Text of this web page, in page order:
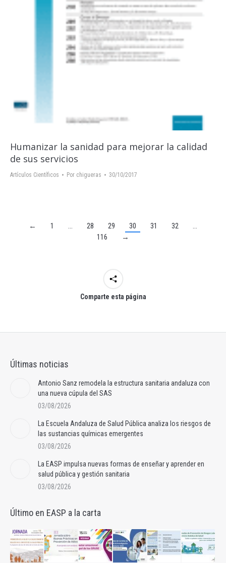
Humanizar la sanidad para mejorar la calidad
de sus servicios
Artículos Científicos Por chigueras 30/10/2017
← 1 … 28 29 30 31 32
…
116
→
Comparte esta página
Últimas noticias
Antonio Sanz remodela la estructura sanitaria andaluza con
una nueva cúpula del SAS
03/08/2026
La Escuela Andaluza de Salud Pública analiza los riesgos de
las sustancias químicas emergentes
03/08/2026
La EASP impulsa nuevas formas de enseñar y aprender en
salud pública y gestión sanitaria
03/08/2026
Último en EASP a la carta